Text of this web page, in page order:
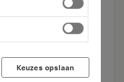
Keuzes opslaan